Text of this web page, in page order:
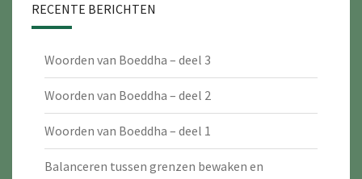
RECENTE BERICHTEN
Woorden van Boeddha – deel 3
Woorden van Boeddha – deel 2
Woorden van Boeddha – deel 1
Balanceren tussen grenzen bewaken en